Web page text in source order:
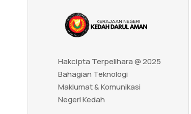
Hakcipta Terpelihara @ 2025
Bahagian Teknologi
Maklumat & Komunikasi
Negeri Kedah